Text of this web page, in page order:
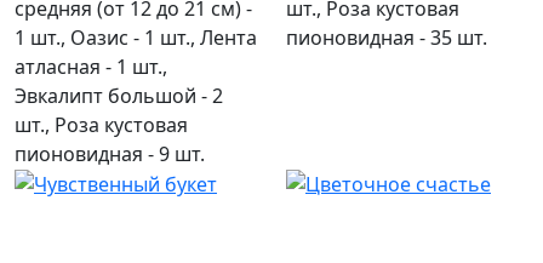
средняя (от 12 до 21 см) -
1 шт., Оазис - 1 шт., Лента
атласная - 1 шт.,
Эвкалипт большой - 2
шт., Роза кустовая
пионовидная - 9 шт.
шт., Роза кустовая
пионовидная - 35 шт.